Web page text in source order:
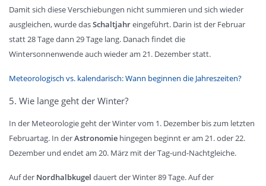
Damit sich diese Verschiebungen nicht summieren und sich wieder
ausgleichen, wurde dasSchaltjahreingeführt. Darin ist der Februar
statt 28 Tage dann 29 Tage lang. Danach findet die
Wintersonnenwende auch wieder am 21. Dezember statt.
Meteorologisch vs. kalendarisch: Wann beginnen die Jahreszeiten?
5. Wie lange geht der Winter?
In der Meteorologie geht der Winter vom 1. Dezember bis zum letzten
Februartag. In derAstronomie hingegen beginnt er am 21. oder 22.
Dezember und endet am 20. März mit der Tag-und-Nachtgleiche.
Auf der Nordhalbkugel dauert der Winter 89 Tage. Auf der